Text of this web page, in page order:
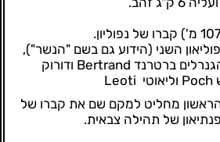
השני (הידוע גם בשם "הנשר"),
יוסף וז'רום בונפרטה, הגנרלים ברטרנד Bertrand ודורוק
הראשון מחליט למקם שם את קברו של
של תהילה צבאית.